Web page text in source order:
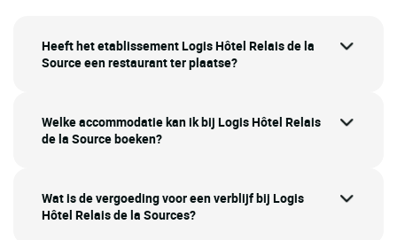
Heeft het etablissement Logis Hôtel Relais de la
Source een restaurant ter plaatse?
Welke accommodatie kan ik bij Logis Hôtel Relais
de la Source boeken?
Wat is de vergoeding voor een verblijf bij Logis
Hôtel Relais de la Sources?